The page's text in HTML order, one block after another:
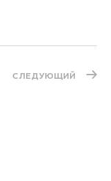
СЛЕДУЮЩИЙ